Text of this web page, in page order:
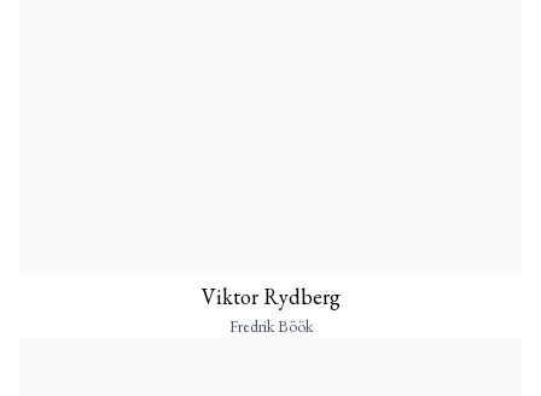
Viktor Rydberg
Fredrik Böök